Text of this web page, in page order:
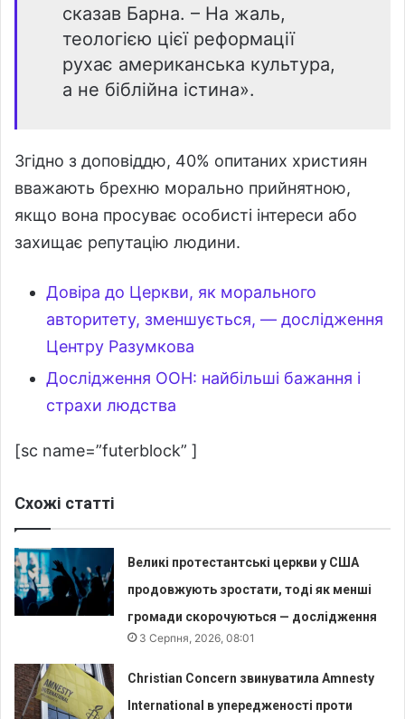
сказав Барна. – На жаль,
теологією цієї реформації
рухає американська культура,
а не біблійна істина».
Згідно з доповіддю, 40% опитаних християн
вважають брехню морально прийнятною,
якщо вона просуває особисті інтереси або
захищає репутацію людини.
Довіра до Церкви, як морального
авторитету, зменшується, — дослідження
Центру Разумкова
Дослідження ООН: найбільші бажання і
страхи людства
[sc name=”futerblock” ]
Схожі статті
Великі протестантські церкви у США
продовжують зростати, тоді як менші
громади скорочуються — дослідження
3 Серпня, 2026, 08:01
Christian Concern звинуватила Amnesty
International в упередженості проти